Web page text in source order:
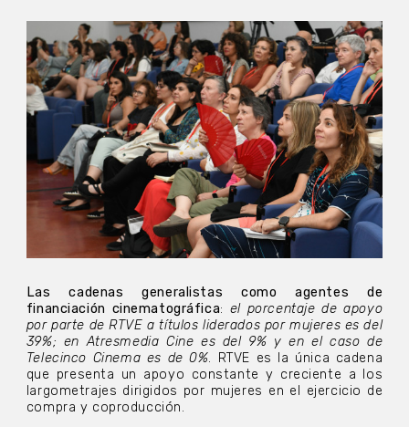
Las cadenas generalistas como agentes de
financiación cinematográfica: el porcentaje de apoyo
por parte de RTVE a títulos liderados por mujeres es del
39%; en Atresmedia Cine es del 9% y en el caso de
Telecinco Cinema es de 0%. RTVE es la única cadena
que presenta un apoyo constante y creciente a los
largometrajes dirigidos por mujeres en el ejercicio de
compra y coproducción.